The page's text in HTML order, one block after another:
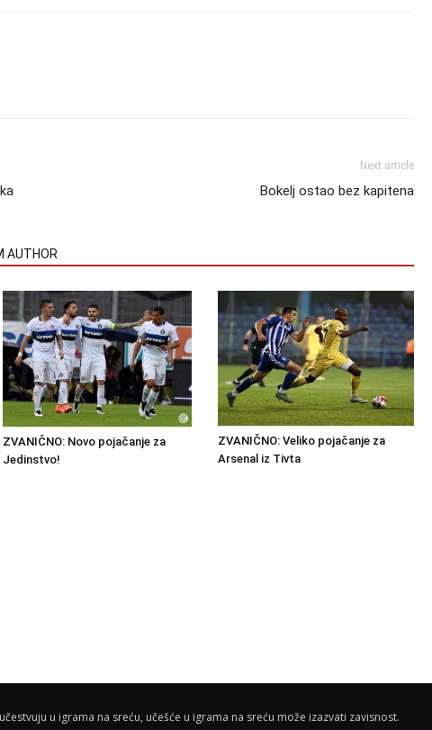
Next article
Bokelj ostao bez kapitena
AUTHOR
ZVANIČNO: Novo pojačanje za
Jedinstvo!
ZVANIČNO: Veliko pojačanje za
Arsenal iz Tivta
u igrama na sreću, učešće u igrama na sreću može izazvati zavisnost.